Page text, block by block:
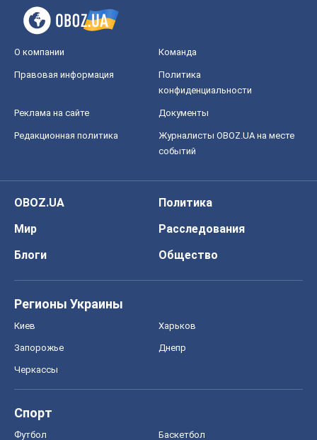
О компании Команда
Правовая информация
Политика
конфиденциальности
Реклама на сайте Документы
Редакционная политика
Журналисты OBOZ.UA на месте
событий
OBOZ.UA
Политика
Мир
Расследования
Блоги
Общество
Регионы Украины
Киев Харьков
Запорожье Днепр
Черкассы
Спорт
Футбол Баскетбол